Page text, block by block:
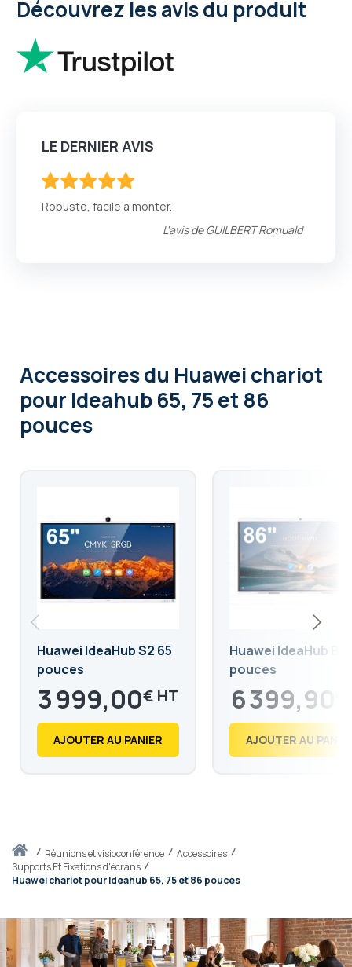
Accueilréunions et visioconférence
Accessoires
Supports Et Fixations d'écrans
Huawei chariot pour Ideahub 65, 75 et 86 pouces
Découvrez les avis du produit
LE DERNIER AVIS
Robuste, facile à monter.
L'avis deGUILBERT Romuald
Accessoiresdu Huawei chariot
pour Ideahub 65, 75 et 86
pouces
Huawei IdeaHub S2 65
pouces
3 999,00€
4 798,80
AJOUTER AU PANIER
Huawei IdeaHub B3
pouces
6 399,90
7 679,88
AJOUTER AU